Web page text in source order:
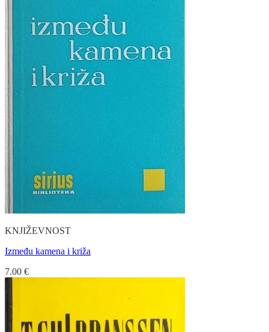
KNJIŽEVNOST
Između kamena i križa
7.00 €